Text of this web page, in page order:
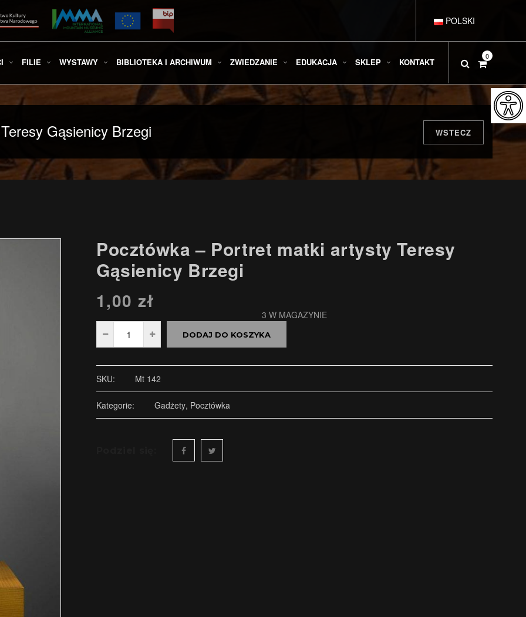
POLSKI
DEUTSCH
ESPAÑOL
РУССКИЙ
FILIE WYSTAWY BIBLIOTEKA I ARCHIWUM ZWIEDZANIE EDUKACJA SKLEP KONTAKT
0
Gąsienicy Brzegi WSTECZ
Pocztówka – Portret matki artysty Teresy
Gąsienicy Brzegi
1,00 zł
3 W MAGAZYNIE
DODAJ DO KOSZYKA
SKU: Mt 142
Kategorie: Gadżety, Pocztówka